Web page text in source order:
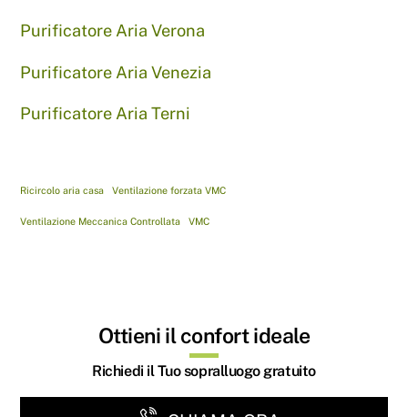
Purificatore Aria Verona
Purificatore Aria Venezia
Purificatore Aria Terni
Ricircolo aria casa Ventilazione forzata VMC
Ventilazione Meccanica Controllata VMC
Ottieni il confort ideale
Richiedi il Tuo sopralluogo gratuito